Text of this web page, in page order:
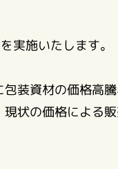
実施いたします。
装資材の価格高
状の価格による